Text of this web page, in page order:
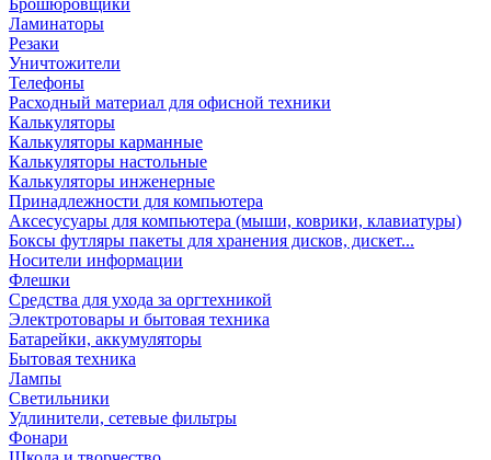
Брошюровщики
Ламинаторы
Резаки
Уничтожители
Телефоны
Расходный материал для офисной техники
Калькуляторы
Калькуляторы карманные
Калькуляторы настольные
Калькуляторы инженерные
Принадлежности для компьютера
Аксесусуары для компьютера (мыши, коврики, клавиатуры)
Боксы футляры пакеты для хранения дисков, дискет...
Носители информации
Флешки
Средства для ухода за оргтехникой
Электротовары и бытовая техника
Батарейки, аккумуляторы
Бытовая техника
Лампы
Светильники
Удлинители, сетевые фильтры
Фонари